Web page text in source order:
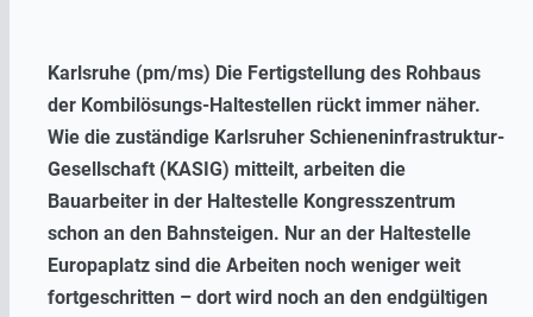
Karlsruhe (pm/ms) Die Fertigstellung des Rohbaus
der Kombilösungs-Haltestellen rückt immer näher.
Wie die zuständige Karlsruher Schieneninfrastruktur-
Gesellschaft (KASIG) mitteilt, arbeiten die
Bauarbeiter in der Haltestelle Kongresszentrum
schon an den Bahnsteigen. Nur an der Haltestelle
Europaplatz sind die Arbeiten noch weniger weit
fortgeschritten – dort wird noch an den endgültigen